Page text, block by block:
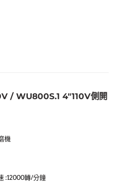
/ WU800S.1 4"110V側開
機
:12000轉/分鐘